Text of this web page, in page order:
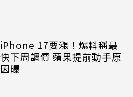
iPhone 17要漲！爆料稱最
快下周調價 蘋果提前動手原
因曝